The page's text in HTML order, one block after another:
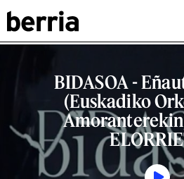
BIDASOA -
(Euskadiko